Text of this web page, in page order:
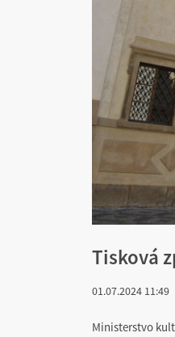
Tisková
01.07.2024 11:49
Ministerstvo